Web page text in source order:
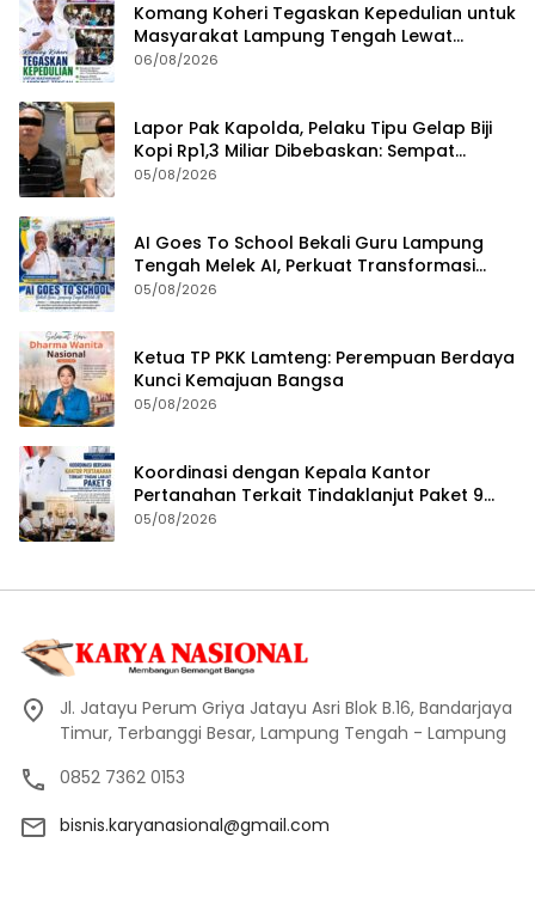
Komang Koheri Tegaskan Kepedulian untuk
Masyarakat Lampung Tengah Lewat
Penyaluran Bantuan Disabilitas
06/08/2026
Lapor Pak Kapolda, Pelaku Tipu Gelap Biji
Kopi Rp1,3 Miliar Dibebaskan: Sempat
Ditangkap di Jawa Tengah dan Ditahan di
05/08/2026
AI Goes To School Bekali Guru Lampung
Tengah Melek AI, Perkuat Transformasi
Pendidikan Digital
05/08/2026
Ketua TP PKK Lamteng: Perempuan Berdaya
Kunci Kemajuan Bangsa
05/08/2026
Koordinasi dengan Kepala Kantor
Pertanahan Terkait Tindaklanjut Paket 9
Program Penguatan Ekonomi Daerah
05/08/2026
Jl. Jatayu Perum Griya Jatayu Asri Blok B.16, Bandarjaya
Timur, Terbanggi Besar, Lampung Tengah - Lampung
0852 7362 0153
bisnis.karyanasional@gmail.com